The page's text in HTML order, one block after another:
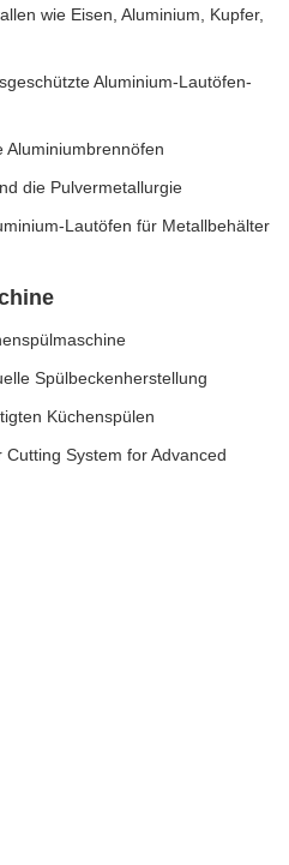
wie Eisen, Aluminium, Kupfer,
Aluminium-Lautöfen-
Aluminiumbrennöfen
die Pulvermetallurgie
Lautöfen für Metallbehälter
Spülbeckenherstellung
Küchenspülen
System for Advanced